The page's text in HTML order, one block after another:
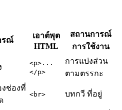
รณ์
เอาต์พุต
HTML
สถานการณ์
การใช้งาน
<p>...
</p>
การแบ่งส่วน
ตามตรรกะ
งช่องที่
<br> บทกวี ที่อยู่